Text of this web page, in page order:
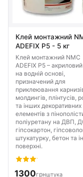
Клей монтажний
ADEFIX P5 - 5 кг
Клей монтажний NMC
ADEFIX P5 –
на водній основі,
призначений для
приклеювання
молдингів, плінтусів,
та інших декоративних
елементів з
поліуретану на ДВП,
гіпсокартон,
штукатурку, бетон та
поверхні.
1300грнштука